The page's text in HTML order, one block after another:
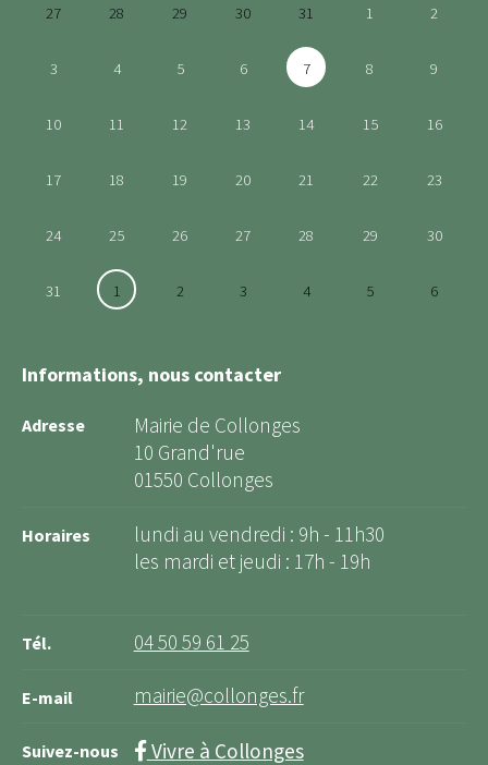
27 28 29 30 31 1 2
3 4 5 6 7 8 9
10 11 12 13 14 15 16
17 18 19 20 21 22 23
24 25 26 27 28 29 30
31 1 2 3 4 5 6
Informations, nous contacter
Adresse
Mairie de Collonges
10 Grand'rue
01550 Collonges
Horaires
lundi au vendredi : 9h - 11h30
les mardi et jeudi : 17h - 19h
Tél. 04 50 59 61 25
E-mail mairie@collonges.fr
Suivez-nous Vivre à Collonges